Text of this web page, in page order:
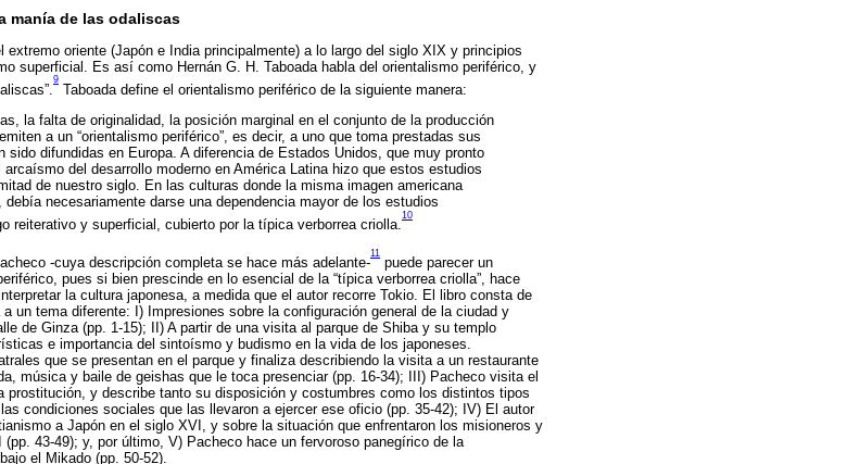
manía de las odaliscas
extremo oriente (Japón e India principalmente) a lo largo del siglo XIX y principios
superficial. Es así como Hernán G. H. Taboada habla del orientalismo periférico, y
9
Taboada define el orientalismo periférico de la siguiente manera:
la falta de originalidad, la posición marginal en el conjunto de la producción
a un “orientalismo periférico”, es decir, a uno que toma prestadas sus
difundidas en Europa. A diferencia de Estados Unidos, que muy pronto
del desarrollo moderno en América Latina hizo que estos estudios
de nuestro siglo. En las culturas donde la misma imagen americana
necesariamente darse una dependencia mayor de los estudios
reiterativo y superficial, cubierto por la típica verborrea criolla.
10
­-cuya descripción completa se hace más adelante-
11
puede parecer un
pues si bien prescinde en lo esencial de la “típica verborrea criolla”, hace
la cultura japonesa, a medida que el autor recorre Tokio. El libro consta de
un tema diferente: I) Impresiones sobre la configuración general de la ciudad y
de Ginza (pp. 1-15); II) A partir de una visita al parque de Shiba y su templo
e importancia del sintoísmo y budismo en la vida de los japoneses.
que se presentan en el parque y finaliza describiendo la visita a un restaurante
música y baile de geishas que le toca presenciar (pp. 16-34); III) Pacheco visita el
prostitución, y describe tanto su disposición y costumbres como los distintos tipos
condiciones sociales que las llevaron a ejercer ese oficio (pp. 35-42); IV) El autor
a Japón en el siglo XVI, y sobre la situación que enfrentaron los misioneros y
43-49); y, por último, V) Pacheco hace un fervoroso panegírico de la
el Mikado (pp. 50-52).